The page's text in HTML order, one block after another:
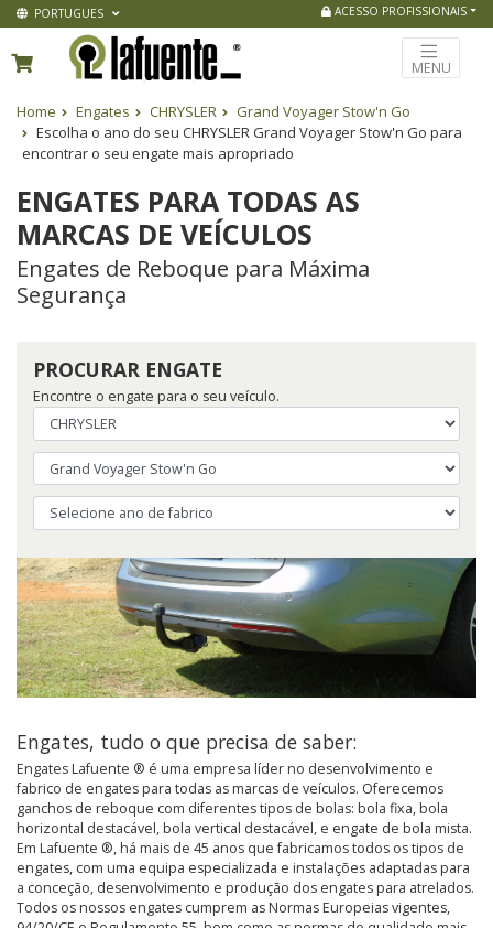
PORTUGUES ACESSO PROFISSIONAIS
MENU
Home Engates CHRYSLER
Grand Voyager Stow'n Go
Escolha o ano do seu CHRYSLER Grand Voyager Stow'n Go para
encontrar o seu engate mais apropriado
ENGATES PARA TODAS AS
MARCAS DE VEÍCULOS
Engates de Reboque para Máxima
Segurança
PROCURAR ENGATE
Encontre o engate para o seu veículo.
Engates, tudo o que precisa de saber:
Engates Lafuente ® é uma empresa líder no desenvolvimento e
fabrico de engates para todas as marcas de veículos. Oferecemos
ganchos de reboque com diferentes tipos de bolas: bola fixa, bola
horizontal destacável, bola vertical destacável, e engate de bola mista.
Em Lafuente ®, há mais de 45 anos que fabricamos todos os tipos de
engates, com uma equipa especializada e instalações adaptadas para
a conceção, desenvolvimento e produção dos engates para atrelados.
Todos os nossos engates cumprem as Normas Europeias vigentes,